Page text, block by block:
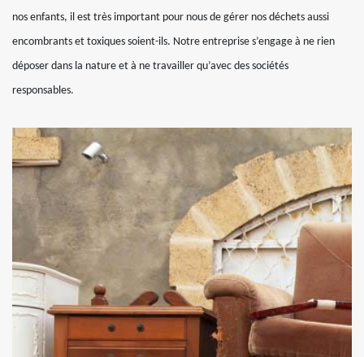
nos enfants, il est très important pour nous de gérer nos déchets aussi
encombrants et toxiques soient-ils. Notre entreprise s’engage à ne rien
déposer dans la nature et à ne travailler qu’avec des sociétés
responsables.